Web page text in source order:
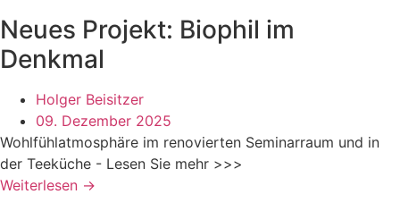
Neues Projekt: Biophil im
Denkmal
Holger Beisitzer
09. Dezember 2025
Wohlfühlatmosphäre im renovierten Seminarraum und in
der Teeküche - Lesen Sie mehr >>>
Weiterlesen →